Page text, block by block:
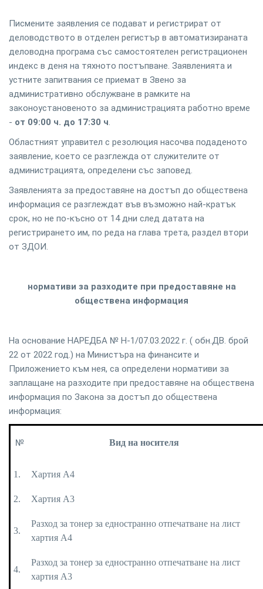
Писмените заявления се подават и регистрират от
деловодството в отделен регистър в автоматизираната
деловодна програма със самостоятелен регистрационен
индекс в деня на тяхното постъпване. Заявленията и
устните запитвания се приемат в Звено за
административно обслужване в рамките на
законоустановеното за администрацията работно време
- от 09:00 ч. до 17:30 ч.
Областният управител с резолюция насочва подаденото
заявление, което се разглежда от служителите от
администрацията, определени със заповед.
Заявленията за предоставяне на достъп до обществена
информация се разглеждат във възможно най-кратък
срок, но не по-късно от 14 дни след датата на
регистрирането им, по реда на глава трета, раздел втори
от ЗДОИ.
нормативи за разходите при предоставяне на
обществена информация
На основание НАРЕДБА № Н-1/07.03.2022 г. ( обн.ДВ. брой
22 от 2022 год.) на Министъра на финансите и
Приложението към нея, са определени нормативи за
заплащане на разходите при предоставяне на обществена
информация по Закона за достъп до обществена
информация:
№ Вид на носителя
1. Хартия А4
2. Хартия А3
3.
Разход за тонер за едностранно отпечатване на лист
хартия А4
4.
Разход за тонер за едностранно отпечатване на лист
хартия А3